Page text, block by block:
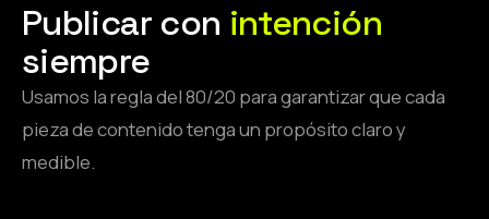
Publicar con intención
siempre
Usamos la regla del 80/20 para garantizar que cada
pieza de contenido tenga un propósito claro y
medible.